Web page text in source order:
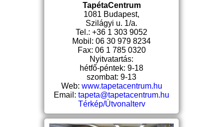
TapétaCentrum
1081 Budapest,
Szilágyi u. 1/a.
Tel.: +36 1 303 9052
Mobil: 06 30 979 8234
Fax: 06 1 785 0320
Nyitvatartás:
hétfő-péntek: 9-18
szombat: 9-13
Web: www.tapetacentrum.hu
Email: tapeta@tapetacentrum.hu
Térkép/Útvonalterv